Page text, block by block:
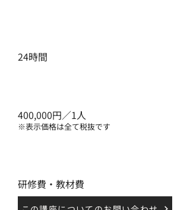
24時間
400,000円／1人
​※表示価格は全て税抜です
研修費・教材費